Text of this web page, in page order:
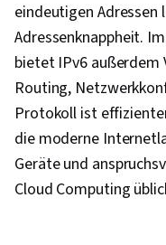
eindeutigen
Adressenknappheit.
bietet IPv6 außerdem
Routing,
Protokoll ist
die moderne
Geräte und
Cloud Computing